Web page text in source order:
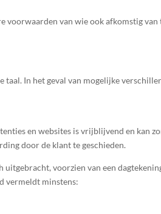
van wie ook afkomstig
In het geval van mogelijke
en websites is vrijblijvend en kan
door de klant te geschieden.
voorzien van een
vermeldt minstens: